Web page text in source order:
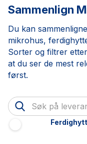
Sammenlign
Du kan
mikrohus,
Sorter og filtrer
at du ser de mest
først.